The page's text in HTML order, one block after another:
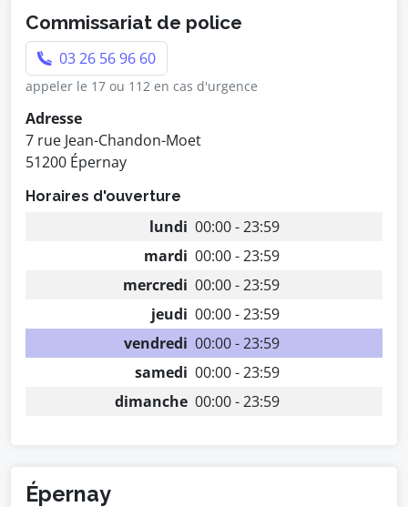
Commissariat de police
03 26 56 96 60
appeler le 17 ou 112 en cas d'urgence
Adresse
7 rue Jean-Chandon-Moet
51200 Épernay
Horaires d'ouverture
lundi 00:00 - 23:59
mardi 00:00 - 23:59
mercredi 00:00 - 23:59
jeudi 00:00 - 23:59
vendredi 00:00 - 23:59
samedi 00:00 - 23:59
dimanche 00:00 - 23:59
Épernay